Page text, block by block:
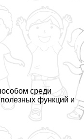
среди
функций и